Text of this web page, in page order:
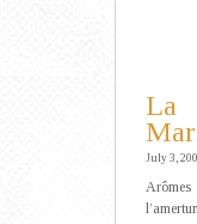
July 3,
Arômes